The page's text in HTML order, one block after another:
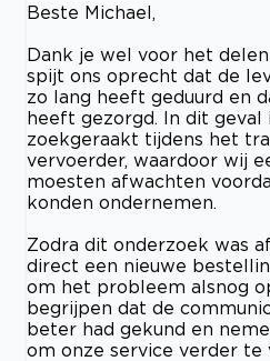
Beste Michael,
Dank je wel voor het
spijt ons oprecht dat de
zo lang heeft geduurd en
heeft gezorgd. In dit geval
zoekgeraakt tijdens het
vervoerder, waardoor wij
moesten afwachten
konden ondernemen.
Zodra dit onderzoek was
direct een nieuwe
om het probleem alsnog
begrijpen dat de
beter had gekund en
om onze service verder te